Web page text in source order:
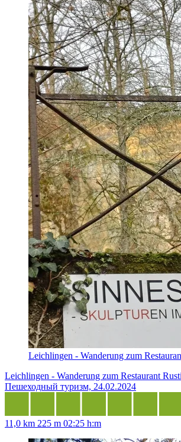
Leichlingen - Wanderung zum
Leichlingen - Wanderung zum Restaurant
Пешеходный туризм, 24.02.2024
11,0 km 225 m 02:25 h:m